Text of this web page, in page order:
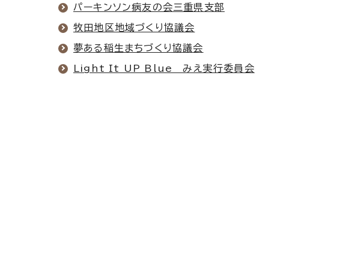
パーキンソン病友の会三重県支部
牧田地区地域づくり協議会
夢ある稲生まちづくり協議会
Light It UP Blue みえ実行委員会